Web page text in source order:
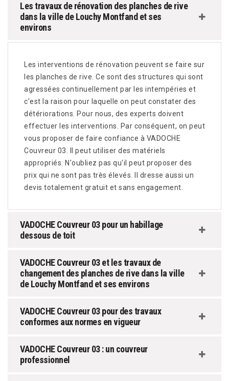
Les travaux de rénovation des planches de rive
dans la ville de Louchy Montfand et ses
environs
Les interventions de rénovation peuvent se faire sur
les planches de rive. Ce sont des structures qui sont
agressées continuellement par les intempéries et
c'est la raison pour laquelle on peut constater des
détériorations. Pour nous, des experts doivent
effectuer les interventions. Par conséquent, on peut
vous proposer de faire confiance à VADOCHE
Couvreur 03. Il peut utiliser des matériels
appropriés. N'oubliez pas qu'il peut proposer des
prix qui ne sont pas très élevés. Il dresse aussi un
devis totalement gratuit et sans engagement.
VADOCHE Couvreur 03 pour un habillage
dessous de toit
VADOCHE Couvreur 03 et les travaux de
changement des planches de rive dans la ville
de Louchy Montfand et ses environs
VADOCHE Couvreur 03 pour des travaux
conformes aux normes en vigueur
VADOCHE Couvreur 03 : un couvreur
professionnel